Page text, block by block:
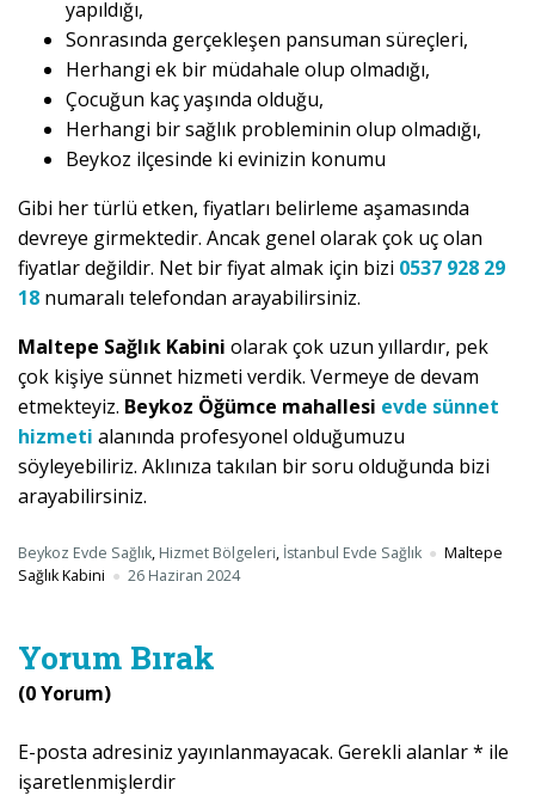
yapıldığı,
Sonrasında gerçekleşen pansuman süreçleri,
Herhangi ek bir müdahale olup olmadığı,
Çocuğun kaç yaşında olduğu,
Herhangi bir sağlık probleminin olup olmadığı,
Beykoz ilçesinde ki evinizin konumu
Gibi her türlü etken, fiyatları belirleme aşamasında
devreye girmektedir. Ancak genel olarak çok uç olan
fiyatlar değildir. Net bir fiyat almak için bizi 0537 928 29
18 numaralı telefondan arayabilirsiniz.
Maltepe Sağlık Kabini olarak çok uzun yıllardır, pek
çok kişiye sünnet hizmeti verdik. Vermeye de devam
etmekteyiz. Beykoz Öğümce mahallesi evde sünnet
hizmeti alanında profesyonel olduğumuzu
söyleyebiliriz. Aklınıza takılan bir soru olduğunda bizi
arayabilirsiniz.
Beykoz Evde Sağlık, Hizmet Bölgeleri, İstanbul Evde Sağlık
Maltepe
Sağlık Kabini
26 Haziran 2024
Yorum Bırak
(0 Yorum)
E-posta adresiniz yayınlanmayacak. Gerekli alanlar* ile
işaretlenmişlerdir